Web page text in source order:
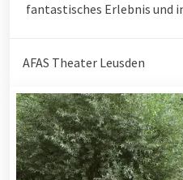
fantastisches Erlebnis und
AFAS Theater Leusden